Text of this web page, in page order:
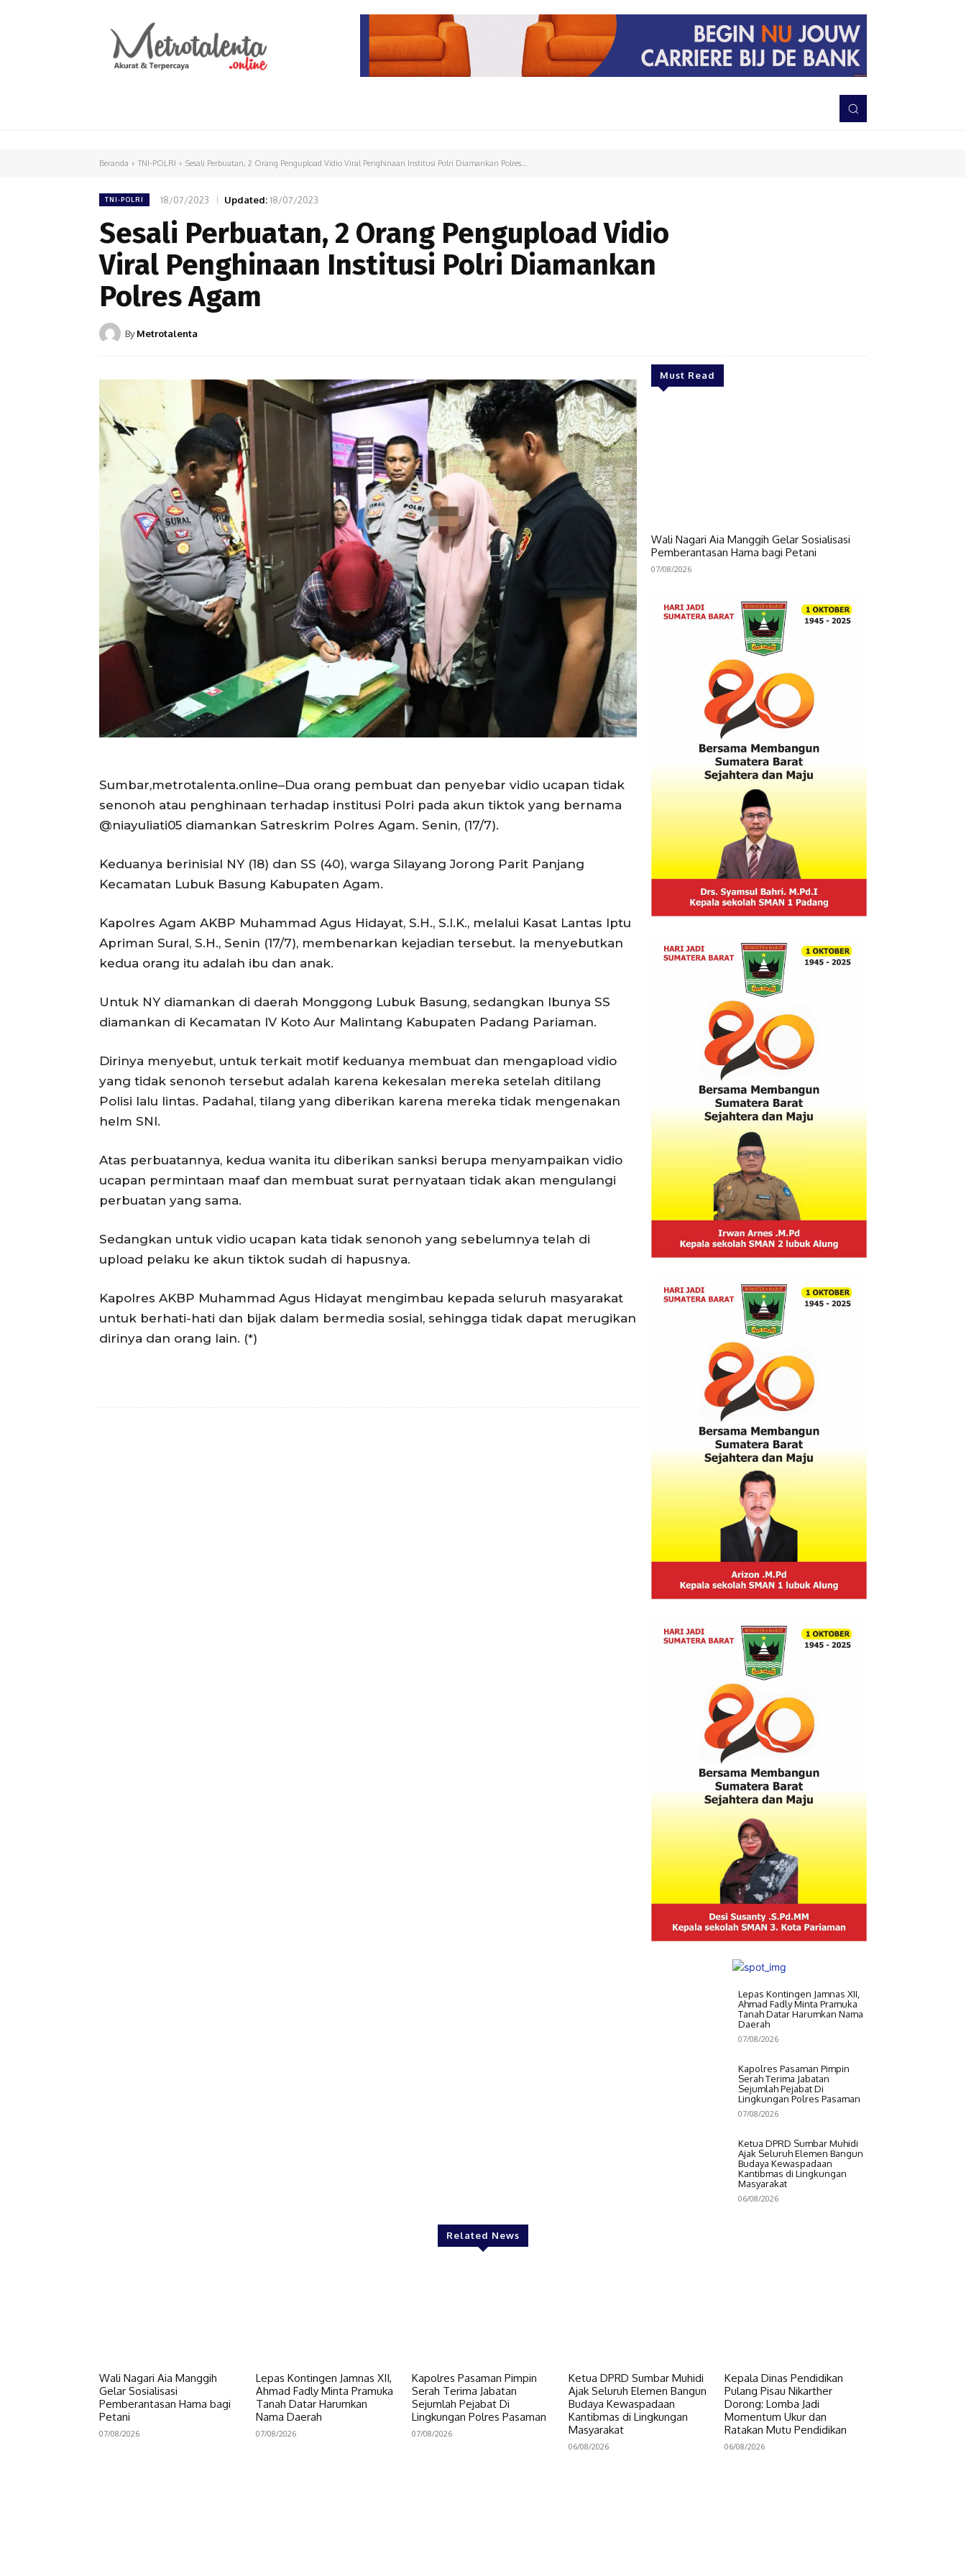
TNI-POLRI
Beranda TNI-POLRI Sesali Perbuatan, 2 Orang Pengupload Vidio Viral Penghinaan Institusi Polri Diamankan Polres...
TNI-POLRI 18/07/2023 Updated:18/07/2023
Sesali Perbuatan, 2 Orang Pengupload Vidio
Viral Penghinaan Institusi Polri Diamankan
Polres Agam
By Metrotalenta
Sumbar,metrotalenta.online–Dua orang pembuat dan penyebar vidio ucapan tidak
senonoh atau penghinaan terhadap institusi Polri pada akun tiktok yang bernama
@niayuliati05 diamankan Satreskrim Polres Agam. Senin, (17/7).
Keduanya berinisial NY (18) dan SS (40), warga Silayang Jorong Parit Panjang
Kecamatan Lubuk Basung Kabupaten Agam.
Kapolres Agam AKBP Muhammad Agus Hidayat, S.H., S.I.K., melalui Kasat Lantas Iptu
Apriman Sural, S.H., Senin (17/7), membenarkan kejadian tersebut. Ia menyebutkan
kedua orang itu adalah ibu dan anak.
Untuk NY diamankan di daerah Monggong Lubuk Basung, sedangkan Ibunya SS
diamankan di Kecamatan IV Koto Aur Malintang Kabupaten Padang Pariaman.
Dirinya menyebut, untuk terkait motif keduanya membuat dan mengapload vidio
yang tidak senonoh tersebut adalah karena kekesalan mereka setelah ditilang
Polisi lalu lintas. Padahal, tilang yang diberikan karena mereka tidak mengenakan
helm SNI.
Atas perbuatannya, kedua wanita itu diberikan sanksi berupa menyampaikan vidio
ucapan permintaan maaf dan membuat surat pernyataan tidak akan mengulangi
perbuatan yang sama.
Sedangkan untuk vidio ucapan kata tidak senonoh yang sebelumnya telah di
upload pelaku ke akun tiktok sudah di hapusnya.
Kapolres AKBP Muhammad Agus Hidayat mengimbau kepada seluruh masyarakat
untuk berhati-hati dan bijak dalam bermedia sosial, sehingga tidak dapat merugikan
dirinya dan orang lain. (*)
Must Read
Wali Nagari Aia Manggih Gelar Sosialisasi
Pemberantasan Hama bagi Petani
07/08/2026
Lepas Kontingen Jamnas XII,
Ahmad Fadly Minta Pramuka
Tanah Datar Harumkan Nama
Daerah
07/08/2026
Kapolres Pasaman Pimpin
Serah Terima Jabatan
Sejumlah Pejabat Di
Lingkungan Polres Pasaman
07/08/2026
Ketua DPRD Sumbar Muhidi
Ajak Seluruh Elemen Bangun
Budaya Kewaspadaan
Kantibmas di Lingkungan
Masyarakat
06/08/2026
Related News
Wali Nagari Aia Manggih
Gelar Sosialisasi
Pemberantasan Hama bagi
Petani
07/08/2026
Lepas Kontingen Jamnas XII,
Ahmad Fadly Minta Pramuka
Tanah Datar Harumkan
Nama Daerah
07/08/2026
Kapolres Pasaman Pimpin
Serah Terima Jabatan
Sejumlah Pejabat Di
Lingkungan Polres Pasaman
07/08/2026
Ketua DPRD Sumbar Muhidi
Ajak Seluruh Elemen Bangun
Budaya Kewaspadaan
Kantibmas di Lingkungan
Masyarakat
06/08/2026
Kepala Dinas Pendidikan
Pulang Pisau Nikarther
Dorong: Lomba Jadi
Momentum Ukur dan
Ratakan Mutu Pendidikan
06/08/2026